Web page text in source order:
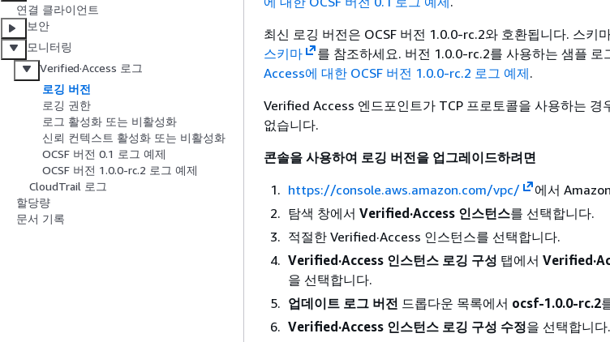
연결 클라이언트
보안
모니터링
Verified·Access 로그
로깅 버전
로깅 권한
로그 활성화 또는 비활성화
신뢰 컨텍스트 활성화 또는 비활성화
OCSF 버전 0.1 로그 예제
OCSF 버전 1.0.0-rc.2 로그 예제
CloudTrail 로그
할당량
문서 기록
최신 로깅 버전은 OCSF 버전 1.0.0-rc.2와 호환됩니다. 스키
스키마
를 참조하세요. 버전 1.0.0-rc.2를 사용하는 샘플 로
Access에 대한 OCSF 버전 1.0.0-rc.2 로그 예제.
Verified Access 엔드포인트가 TCP 프로토콜을 사용하는 경
없습니다.
콘솔을 사용하여 로깅 버전을 업그레이드하려면
https://console.aws.amazon.com/vpc/
에서
탐색 창에서 Verified·Access 인스턴스를 선택합니다.
적절한 Verified·Access 인스턴스를 선택합니다.
Verified·Access 인스턴스 로깅 구성 탭에서
을 선택합니다.
업데이트 로그 버전 드롭다운 목록에서 ocsf-1.0.0-rc.2
Verified·Access 인스턴스 로깅 구성 수정을 선택합니다.